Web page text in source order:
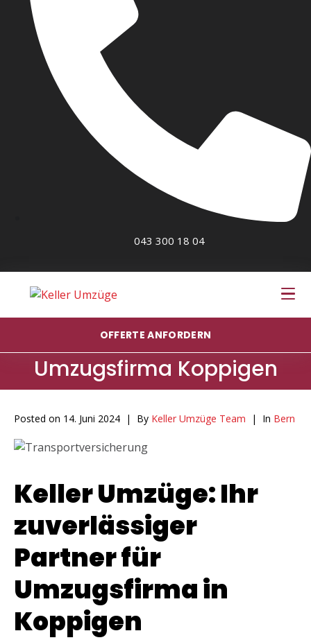
043 300 18 04
OFFERTE ANFORDERN
Umzugsfirma Koppigen
Posted on 14. Juni 2024 By Keller Umzüge Team In Bern
Keller Umzüge: Ihr
zuverlässiger
Partner für
Umzugsfirma in
Koppigen